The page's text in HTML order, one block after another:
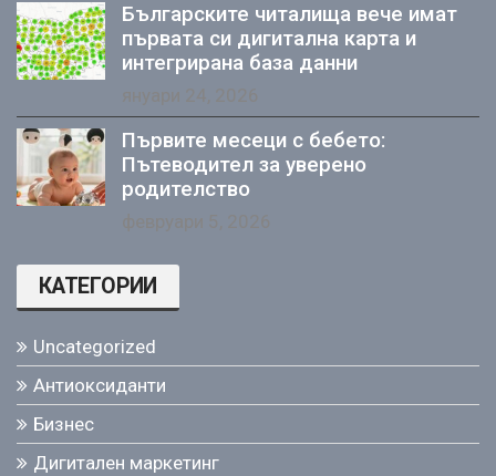
Българските читалища вече имат
първата си дигитална карта и
интегрирана база данни
януари 24, 2026
Първите месеци с бебето:
Пътеводител за уверено
родителство
февруари 5, 2026
КАТЕГОРИИ
Uncategorized
Антиоксиданти
Бизнес
Дигитален маркетинг